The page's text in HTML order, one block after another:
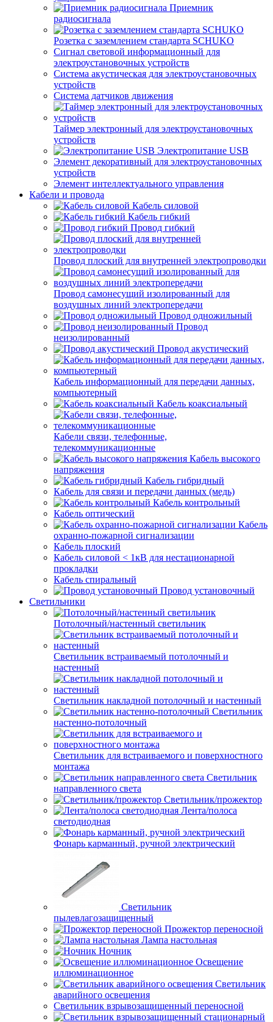
Приемник
радиосигнала
Розетка с заземлением стандарта SCHUKO
Сигнал световой информационный для
электроустановочных устройств
Система акустическая для электроустановочных
устройств
Система датчиков движения
Таймер электронный для электроустановочных
устройств
Электропитание USB
Элемент декоративный для электроустановочных
устройств
Элемент интеллектуального управления
Кабели и провода
Кабель силовой
Кабель гибкий
Провод гибкий
Провод плоский для внутренней электропроводки
Провод самонесущий изолированный для
воздушных линий электропередачи
Провод одножильный
Провод
неизолированный
Провод акустический
Кабель информационный для передачи данных,
компьютерный
Кабель коаксиальный
Кабели связи, телефонные,
телекоммуникационные
Кабель высокого
напряжения
Кабель гибридный
Кабель для связи и передачи данных (медь)
Кабель контрольный
Кабель оптический
Кабель
охранно-пожарной сигнализации
Кабель плоский
Кабель силовой < 1кВ для нестационарной
прокладки
Кабель спиральный
Провод установочный
Светильники
Потолочный/настенный светильник
Светильник встраиваемый потолочный и
настенный
Светильник накладной потолочный и настенный
Светильник
настенно-потолочный
Светильник для встраиваемого и поверхностного
монтажа
Светильник
направленного света
Светильник/прожектор
Лента/полоса
светодиодная
Фонарь карманный, ручной электрический
Светильник
пылевлагозащищенный
Прожектор переносной
Лампа настольная
Ночник
Освещение
иллюминационное
Светильник
аварийного освещения
Светильник взрывозащищенный переносной